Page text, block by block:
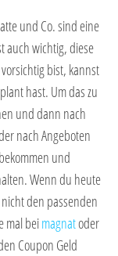
und Co. sind eine
auch wichtig, diese
bist, kannst
hast. Um das zu
und dann nach
nach Angeboten
und
Wenn du heute
den passenden
mal beimagnatoder
Coupon Geld